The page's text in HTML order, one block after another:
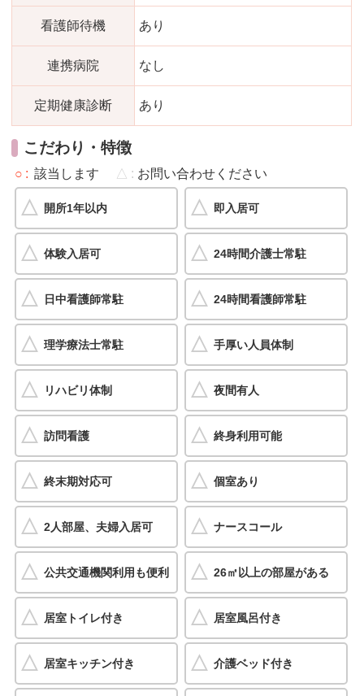
看護師待機 あり
連携病院 なし
定期健康診断 あり
こだわり・特徴
○ 該当します △ お問い合わせください
開所1年以内 即入居可
体験入居可 24時間介護士常駐
日中看護師常駐 24時間看護師常駐
理学療法士常駐 手厚い人員体制
リハビリ体制 夜間有人
訪問看護 終身利用可能
終末期対応可 個室あり
2人部屋、夫婦入居可 ナースコール
公共交通機関利用も便利 26㎡以上の部屋がある
居室トイレ付き 居室風呂付き
居室キッチン付き 介護ベッド付き